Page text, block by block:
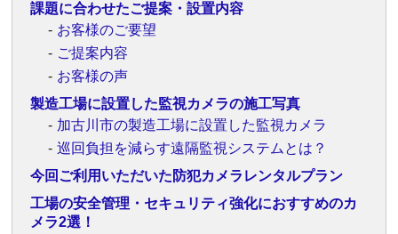
課題に合わせたご提案・設置内容
お客様のご要望
ご提案内容
お客様の声
製造工場に設置した監視カメラの施工写真
加古川市の製造工場に設置した監視カメラ
巡回負担を減らす遠隔監視システムとは？
今回ご利用いただいた防犯カメラレンタルプラン
工場の安全管理・セキュリティ強化におすすめのカ
メラ2選！